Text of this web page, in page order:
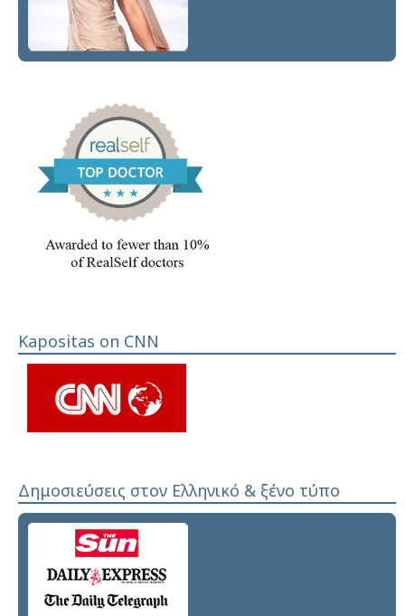
Kapositas on CNN
Δημοσιεύσεις στον Ελληνικό & ξένο τύπο